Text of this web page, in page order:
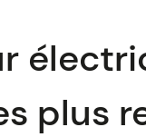
plus